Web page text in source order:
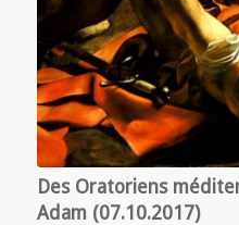
Des Oratoriens
Adam (07.10.2017)